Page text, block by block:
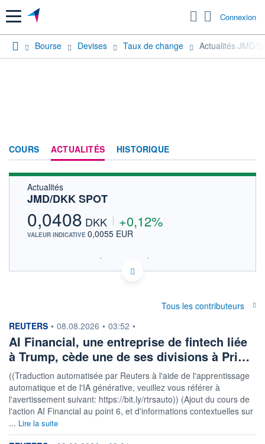
Menu Connexion
Bourse Devises Taux de change Actualités JMD/
COURS ACTUALITÉS HISTORIQUE
Actualités
JMD/DKK SPOT
0,0408 DKK +0,12%
VALEUR INDICATIVE 0,0055 EUR
SIX - FOREX 2 DONNÉES TEMPS RÉEL
Politique d'exécution
0,0406
OUVERTURE
0,0408
CLÔTURE VEILLE
0,0407
+ HAUT
0,0408
+ BAS
Tous les contributeurs
information fournie par
REUTERS • 08.08.2026 • 03:52 •
AI Financial, une entreprise de fintech liée
à Trump, cède une de ses divisions à Pri…
((Traduction automatisée par Reuters à l'aide de l'apprentissage
automatique et de l'IA générative, veuillez vous référer à
l'avertissement suivant: https://bit.ly/rtrsauto)) (Ajout du cours de
l'action AI Financial au point 6, et d'informations contextuelles sur
... Lire la suite